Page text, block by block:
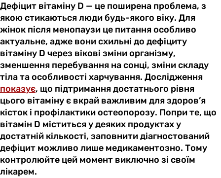
Дефіцит вітаміну D — це поширена проблема, з
якою стикаються люди будь-якого віку. Для
жінок після менопаузи це питання особливо
актуальне, адже вони схильні до дефіциту
вітаміну D через вікові зміни організму,
зменшення перебування на сонці, зміни складу
тіла та особливості харчування. Дослідження
показує, що підтримання достатнього рівня
цього вітаміну є вкрай важливим для здоров’я
кісток і профілактики остеопорозу. Попри те, що
вітамін D міститься у деяких продуктах у
достатній кількості, заповнити діагностований
дефіцит можливо лише медикаментозно. Тому
контролюйте цей момент виключно зі своїм
лікарем.